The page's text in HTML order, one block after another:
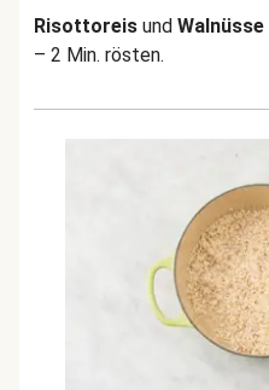
Risottoreis und Walnüsse
– 2 Min. rösten.